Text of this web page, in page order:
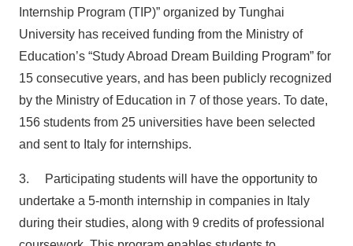
Internship Program (TIP)” organized by Tunghai
University has received funding from the Ministry of
Education’s “Study Abroad Dream Building Program” for
15 consecutive years, and has been publicly recognized
by the Ministry of Education in 7 of those years. To date,
156 students from 25 universities have been selected
and sent to Italy for internships.
3. Participating students will have the opportunity to
undertake a 5-month internship in companies in Italy
during their studies, along with 9 credits of professional